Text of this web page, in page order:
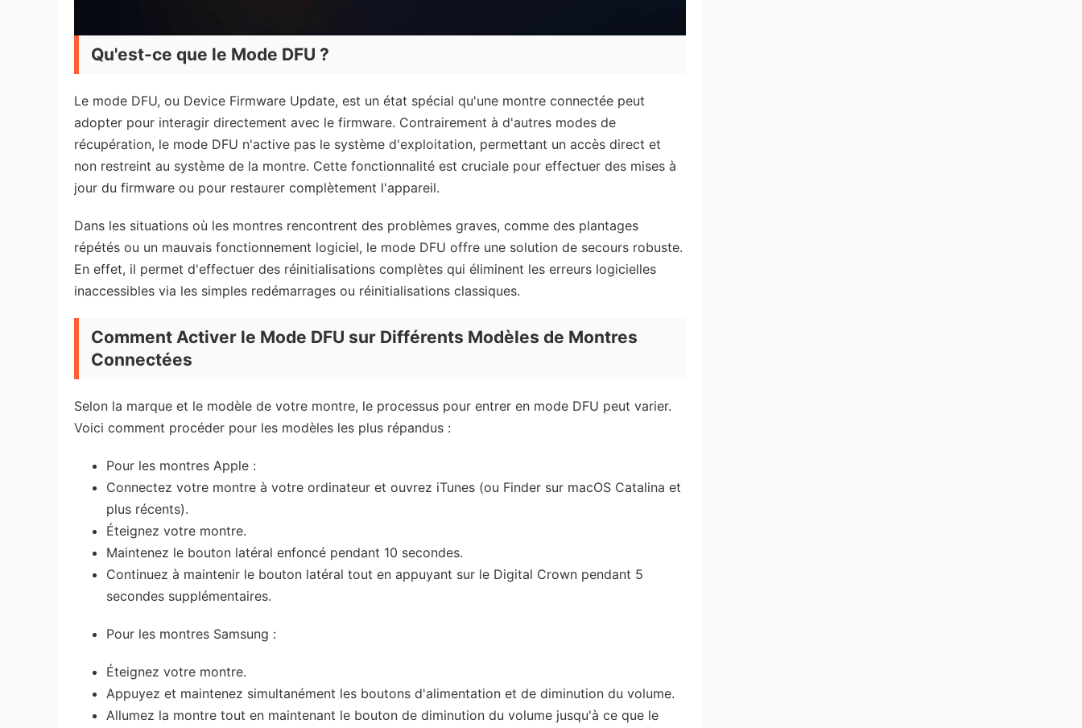
Qu'est-ce que le Mode DFU ?
Le mode DFU, ou Device Firmware Update, est un état spécial qu'une montre connectée peut
adopter pour interagir directement avec le firmware. Contrairement à d'autres modes de
récupération, le mode DFU n'active pas le système d'exploitation, permettant un accès direct et
non restreint au système de la montre. Cette fonctionnalité est cruciale pour effectuer des mises à
jour du firmware ou pour restaurer complètement l'appareil.
Dans les situations où les montres rencontrent des problèmes graves, comme des plantages
répétés ou un mauvais fonctionnement logiciel, le mode DFU offre une solution de secours robuste.
En effet, il permet d'effectuer des réinitialisations complètes qui éliminent les erreurs logicielles
inaccessibles via les simples redémarrages ou réinitialisations classiques.
Comment Activer le Mode DFU sur Différents Modèles de Montres
Connectées
Selon la marque et le modèle de votre montre, le processus pour entrer en mode DFU peut varier.
Voici comment procéder pour les modèles les plus répandus :
Pour les montres Apple :
Connectez votre montre à votre ordinateur et ouvrez iTunes (ou Finder sur macOS Catalina et
plus récents).
Éteignez votre montre.
Maintenez le bouton latéral enfoncé pendant 10 secondes.
Continuez à maintenir le bouton latéral tout en appuyant sur le Digital Crown pendant 5
secondes supplémentaires.
Pour les montres Samsung :
Éteignez votre montre.
Appuyez et maintenez simultanément les boutons d'alimentation et de diminution du volume.
Allumez la montre tout en maintenant le bouton de diminution du volume jusqu'à ce que le